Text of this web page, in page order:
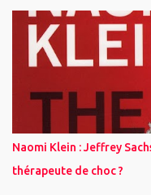
un règlement négocié était
profondément contre-
préoccupations
européen plus large, mais
combattre, à contenir ou à
des régimes russes
et post-soviétique —
principalement dans
Naomi Klein : Jeffrey
thérapeute de choc ?